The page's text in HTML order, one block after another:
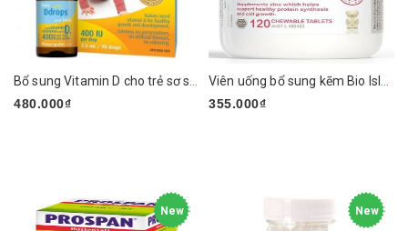
480.000₫
355.000₫
New New